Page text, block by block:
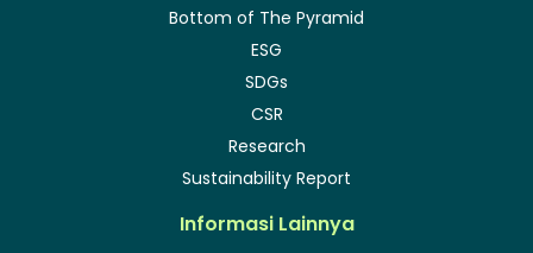
Bottom of The Pyramid
ESG
SDGs
CSR
Research
Sustainability Report
Informasi Lainnya